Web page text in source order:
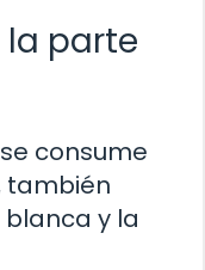
la parte
consume
también
y la